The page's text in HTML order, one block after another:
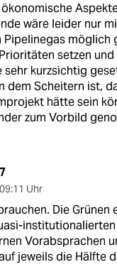
wäre leider nur
Pipelinegas möglich
setzen und
sehr kurzsichtig
dem Scheitern ist,
hätte sein
zum Vorbild
09:11 Uhr
Die Grünen
Vorabsprachen
jeweils die Hälfte